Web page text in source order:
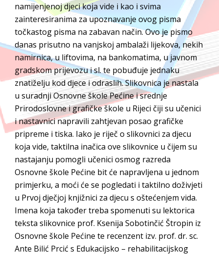
namijenjenoj djeci koja vide i kao i svima
zainteresiranima za upoznavanje ovog pisma
točkastog pisma na zabavan način. Ovo je pismo
danas prisutno na vanjskoj ambalaži lijekova, nekih
namirnica, u liftovima, na bankomatima, u javnom
gradskom prijevozu i sl. te pobuđuje jednaku
znatiželju kod djece i odraslih. Slikovnica je nastala
u suradnji Osnovne škole Pećine i srednje
Prirodoslovne i grafičke škole u Rijeci čiji su učenici
i nastavnici napravili zahtjevan posao grafičke
pripreme i tiska. Iako je riječ o slikovnici za djecu
koja vide, taktilna inačica ove slikovnice u čijem su
nastajanju pomogli učenici osmog razreda
Osnovne škole Pećine bit će napravljena u jednom
primjerku, a moći će se pogledati i taktilno doživjeti
u Prvoj dječjoj knjižnici za djecu s oštećenjem vida.
Imena koja također treba spomenuti su lektorica
teksta slikovnice prof. Ksenija Sobotinčić Štropin iz
Osnovne škole Pećine te recenzent izv. prof. dr. sc.
Ante Bilić Prcić s Edukacijsko – rehabilitacijskog